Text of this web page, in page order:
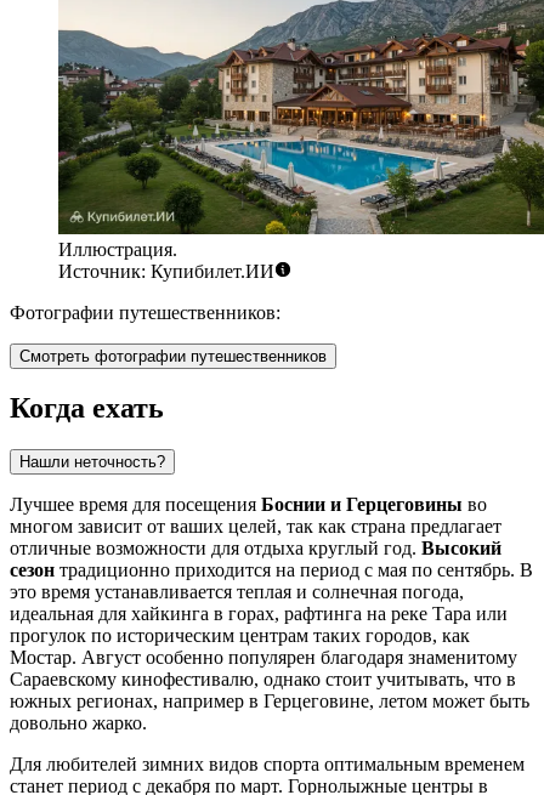
Иллюстрация.
Источник: Купибилет.ИИ
Фотографии путешественников:
Смотреть фотографии путешественников
Когда ехать
Нашли неточность?
Лучшее время для посещения Боснии и Герцеговины во
многом зависит от ваших целей, так как страна предлагает
отличные возможности для отдыха круглый год. Высокий
сезон традиционно приходится на период с мая по сентябрь. В
это время устанавливается теплая и солнечная погода,
идеальная для хайкинга в горах, рафтинга на реке Тара или
прогулок по историческим центрам таких городов, как
Мостар. Август особенно популярен благодаря знаменитому
Сараевскому кинофестивалю, однако стоит учитывать, что в
южных регионах, например в Герцеговине, летом может быть
довольно жарко.
Для любителей зимних видов спорта оптимальным временем
станет период с декабря по март. Горнолыжные центры в